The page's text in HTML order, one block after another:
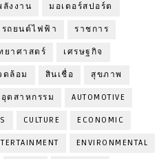
ลังงาน มอเตอร์สปอร์ต
รถยนต์ไฟฟ้า ราชการ
ยาศาสตร์ เศรษฐกิจ
ดล้อม สินเชื่อ สุขภาพ
อุตสาหกรรม AUTOMOTIVE
CULTURE ECONOMIC
ENVIRONMENTAL